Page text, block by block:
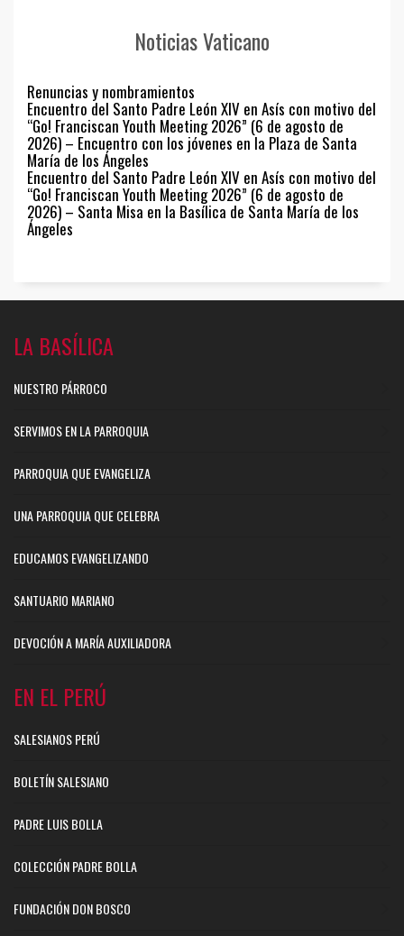
Noticias Vaticano
Renuncias y nombramientos
Encuentro del Santo Padre León XIV en Asís con motivo del
“Go! Franciscan Youth Meeting 2026” (6 de agosto de
2026) – Encuentro con los jóvenes en la Plaza de Santa
María de los Ángeles
Encuentro del Santo Padre León XIV en Asís con motivo del
“Go! Franciscan Youth Meeting 2026” (6 de agosto de
2026) – Santa Misa en la Basílica de Santa María de los
Ángeles
LA BASÍLICA
NUESTRO PÁRROCO
SERVIMOS EN LA PARROQUIA
PARROQUIA QUE EVANGELIZA
UNA PARROQUIA QUE CELEBRA
EDUCAMOS EVANGELIZANDO
SANTUARIO MARIANO
DEVOCIÓN A MARÍA AUXILIADORA
EN EL PERÚ
SALESIANOS PERÚ
BOLETÍN SALESIANO
PADRE LUIS BOLLA
COLECCIÓN PADRE BOLLA
FUNDACIÓN DON BOSCO